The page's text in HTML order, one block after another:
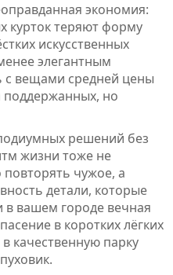
экономия:
курток теряют форму
искусственных
элегантным
с вещами средней цены
поддержанных, но
решений без
жизни тоже не
чужое, а
детали, которые
вашем городе вечная
в коротких лёгких
качественную парку